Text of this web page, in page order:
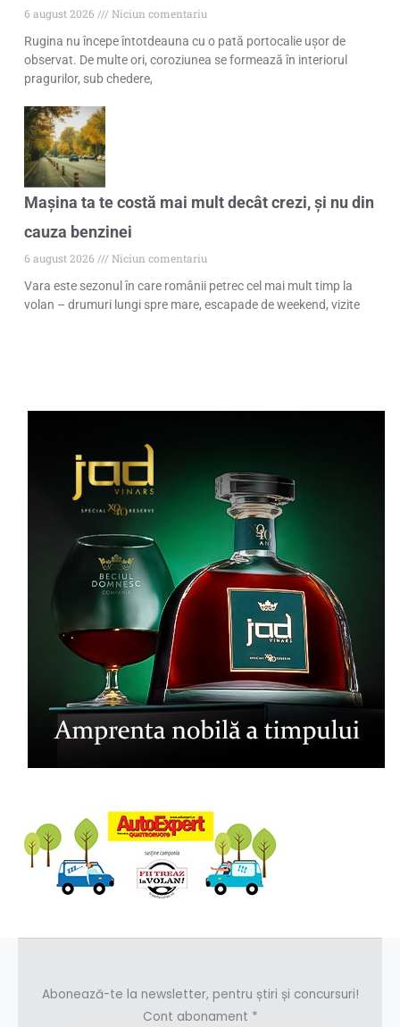
6 august 2026
Niciun comentariu
Rugina nu începe întotdeauna cu o pată portocalie ușor de
observat. De multe ori, coroziunea se formează în interiorul
pragurilor, sub chedere,
Mașina ta te costă mai mult decât crezi, și nu din
cauza benzinei
6 august 2026
Niciun comentariu
Vara este sezonul în care românii petrec cel mai mult timp la
volan – drumuri lungi spre mare, escapade de weekend, vizite
Abonează-te la newsletter, pentru știri și concursuri!
Cont abonament *